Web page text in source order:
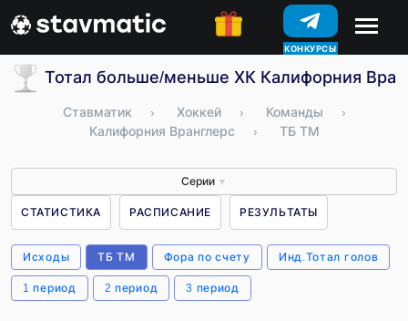
КОНКУРСЫ
Тотал больше/меньше ХК Калифорния
Ставматик › Хоккей › Команды
›
Калифорния Вранглерс
› ТБ ТМ
Серии ▼
СТАТИСТИКА РАСПИСАНИЕ РЕЗУЛЬТАТЫ
Исходы ТБ ТМ Фора по счету Инд.Тотал голов
1 период 2 период 3 период